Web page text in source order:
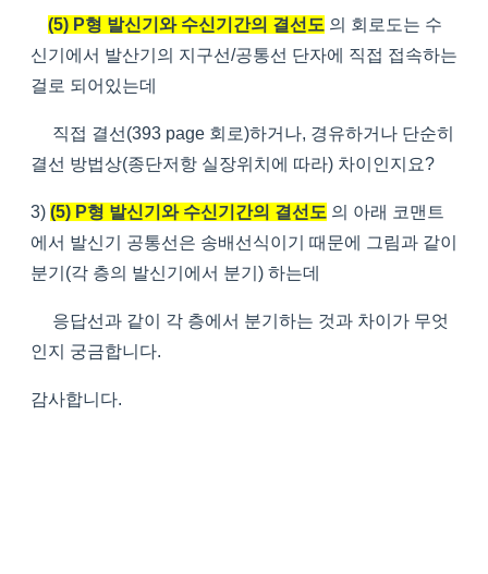
(5) P형 발신기와 수신기간의 결선도 의 회로도는 수
신기에서 발산기의 지구선/공통선 단자에 직접 접속하는
걸로 되어있는데
직접 결선(393 page 회로)하거나, 경유하거나 단순히
결선 방법상(종단저항 실장위치에 따라) 차이인지요?
3) (5) P형 발신기와 수신기간의 결선도 의 아래 코맨트
에서 발신기 공통선은 송배선식이기 때문에 그림과 같이
분기(각 층의 발신기에서 분기) 하는데
응답선과 같이 각 층에서 분기하는 것과 차이가 무엇
인지 궁금합니다.
감사합니다.